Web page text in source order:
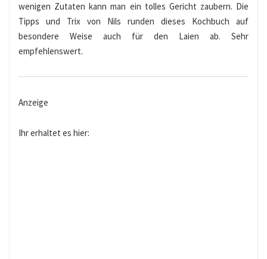
wenigen Zutaten kann man ein tolles Gericht zaubern. Die
Tipps und Trix von Nils runden dieses Kochbuch auf
besondere Weise auch für den Laien ab. Sehr
empfehlenswert.
Anzeige
Ihr erhaltet es hier: